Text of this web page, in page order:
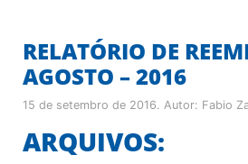
RELATÓRIO DE
AGOSTO – 2016
15 de setembro de 2016. Autor: Fabio
ARQUIVOS: